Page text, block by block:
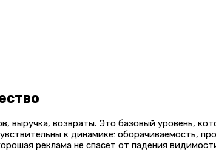
выручка, возвраты. Это базовый уровень,
к динамике: оборачиваемость,
реклама не спасет от падения